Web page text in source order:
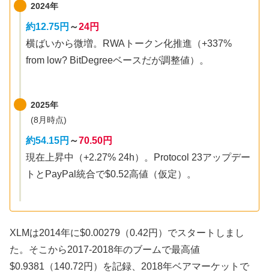
2024年
約12.75円 ～24円
横ばいから微増。RWAトークン化推進（+337%
from low? BitDegreeベースだが調整値）。
2025年
(8月時点)
約54.15円 ～70.50円
現在上昇中（+2.27% 24h）。Protocol 23アップデー
トとPayPal統合で$0.52高値（仮定）。
XLMは2014年に$0.00279（0.42円）でスタートしまし
た。そこから2017-2018年のブームで最高値
$0.9381（140.72円）を記録、2018年ベアマーケットで